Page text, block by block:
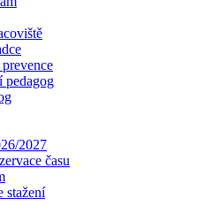
pedagog
2027
času
stažení